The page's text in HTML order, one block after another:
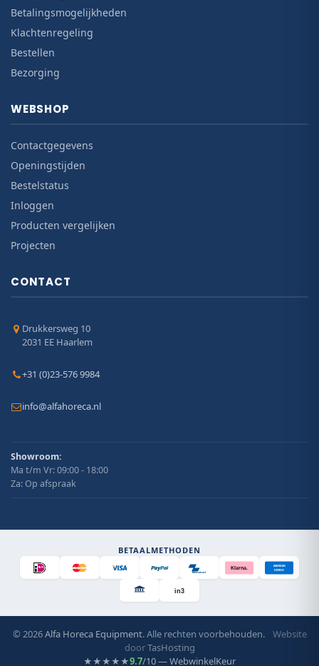
Betalingsmogelijkheden
Klachtenregeling
Bestellen
Bezorging
WEBSHOP
Contactgegevens
Openingstijden
Bestelstatus
Inloggen
Producten vergelijken
Projecten
CONTACT
Drukkersweg 10
2031 EE Haarlem
+31 (0)23-576 9984
info@alfahoreca.nl
Showroom:
Ma t/m Vr: 09:00 - 18:00
Za: Op afspraak
BETAALMETHODEN
Bancontact
Klarna.
AMERICAN
EXPRESS
in3
© 2026Alfa Horeca Equipment. Alle rechten voorbehouden.
Website
doorTasHosting
★★★★★9.7/10 — WebwinkelKeur